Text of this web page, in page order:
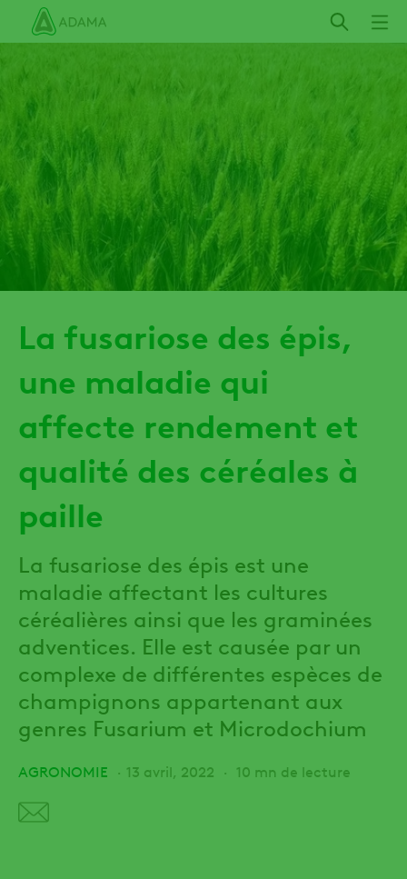
principal
La fusariose des épis,
une maladie qui
affecte rendement et
qualité des céréales à
paille
La fusariose des épis est une
maladie affectant les cultures
céréalières ainsi que les graminées
adventices. Elle est causée par un
complexe de différentes espèces de
champignons appartenant aux
genres Fusarium et Microdochium
AGRONOMIE 13 avril, 2022 10 mn de lecture